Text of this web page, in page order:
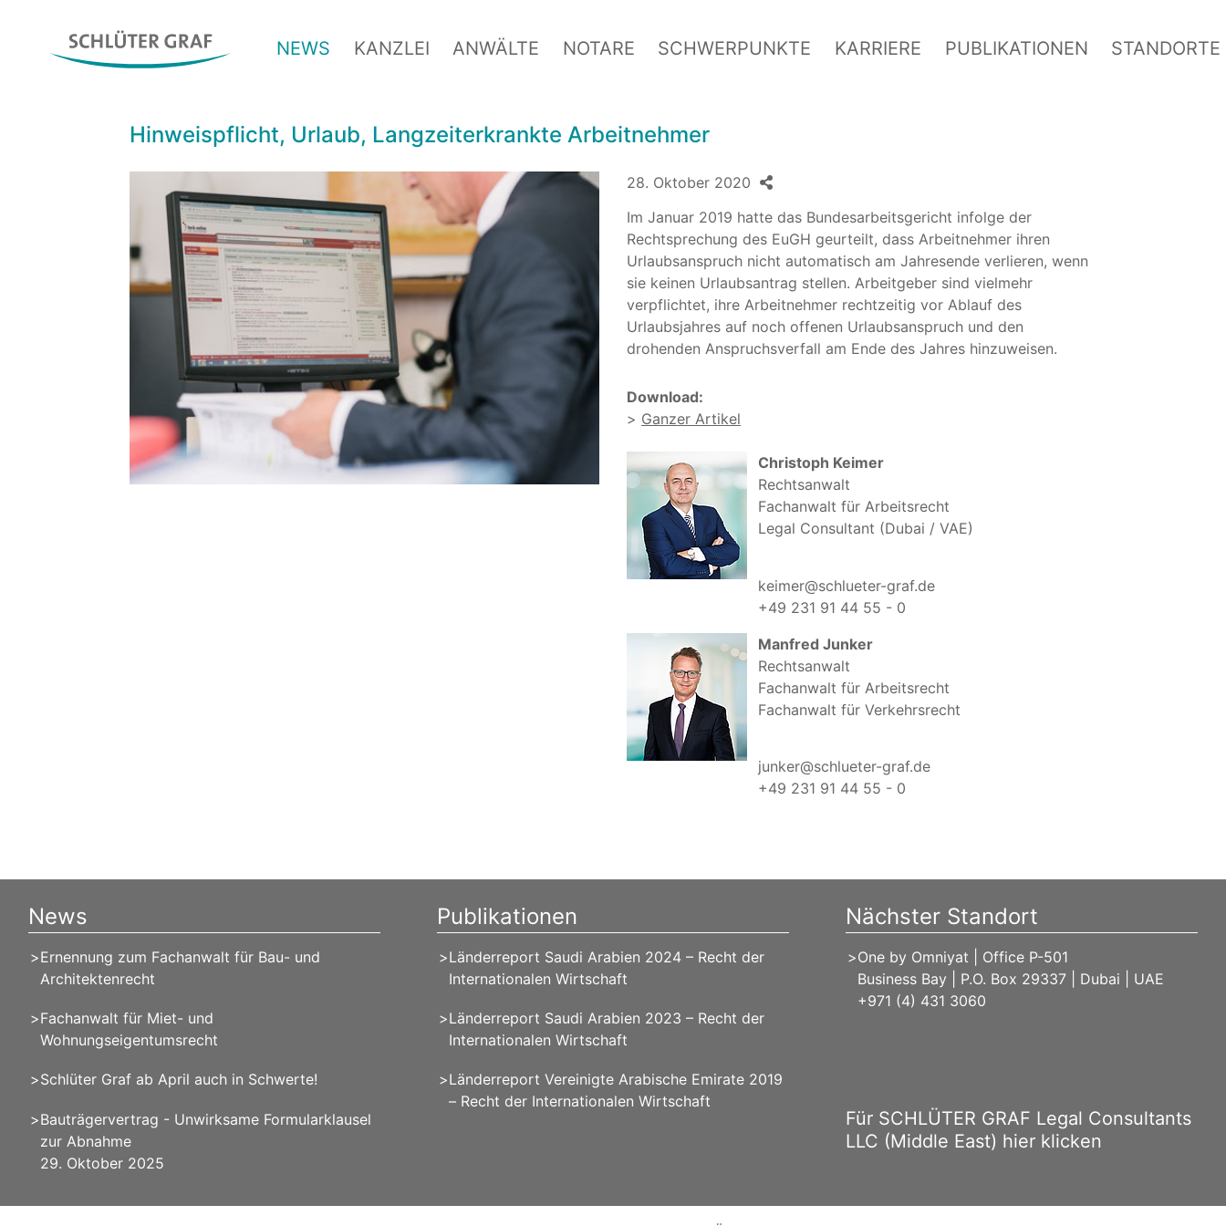
NEWS KANZLEI ANWÄLTE NOTARE SCHWERPUNKTE KARRIERE PUBLIKATIONEN STANDORTE
Hinweispflicht, Urlaub, Langzeiterkrankte Arbeitnehmer
28. Oktober 2020
Im Januar 2019 hatte das Bundesarbeitsgericht infolge der
Rechtsprechung des EuGH geurteilt, dass Arbeitnehmer ihren
Urlaubsanspruch nicht automatisch am Jahresende verlieren, wenn
sie keinen Urlaubsantrag stellen. Arbeitgeber sind vielmehr
verpflichtet, ihre Arbeitnehmer rechtzeitig vor Ablauf des
Urlaubsjahres auf noch offenen Urlaubsanspruch und den
drohenden Anspruchsverfall am Ende des Jahres hinzuweisen.
Download:
Ganzer Artikel
Christoph Keimer
Rechtsanwalt
Fachanwalt für Arbeitsrecht
Legal Consultant (Dubai / VAE)
keimer@schlueter-graf.de
+49 231 91 44 55 - 0
Manfred Junker
Rechtsanwalt
Fachanwalt für Arbeitsrecht
Fachanwalt für Verkehrsrecht
junker@schlueter-graf.de
+49 231 91 44 55 - 0
News
Ernennung zum Fachanwalt für Bau- und
Architektenrecht
Fachanwalt für Miet- und
Wohnungseigentumsrecht
Schlüter Graf ab April auch in Schwerte!
Bauträgervertrag - Unwirksame Formularklausel
zur Abnahme
29. Oktober 2025
Publikationen
Länderreport Saudi Arabien 2024 – Recht der
Internationalen Wirtschaft
Länderreport Saudi Arabien 2023 – Recht der
Internationalen Wirtschaft
Länderreport Vereinigte Arabische Emirate 2019
– Recht der Internationalen Wirtschaft
Nächster Standort
One by Omniyat | Office P-501
Business Bay | P.O. Box 29337 | Dubai | UAE
+971 (4) 431 3060
Für SCHLÜTER GRAF Legal Consultants
LLC (Middle East) hier klicken